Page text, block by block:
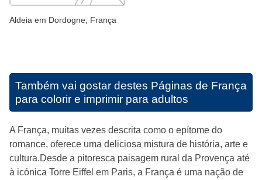
Aldeia em Dordogne, França
Também vai gostar destes Páginas de França
para colorir e imprimir para adultos
A França, muitas vezes descrita como o epítome do
romance, oferece uma deliciosa mistura de história, arte e
cultura.Desde a pitoresca paisagem rural da Provença até
à icónica Torre Eiffel em Paris, a França é uma nação de